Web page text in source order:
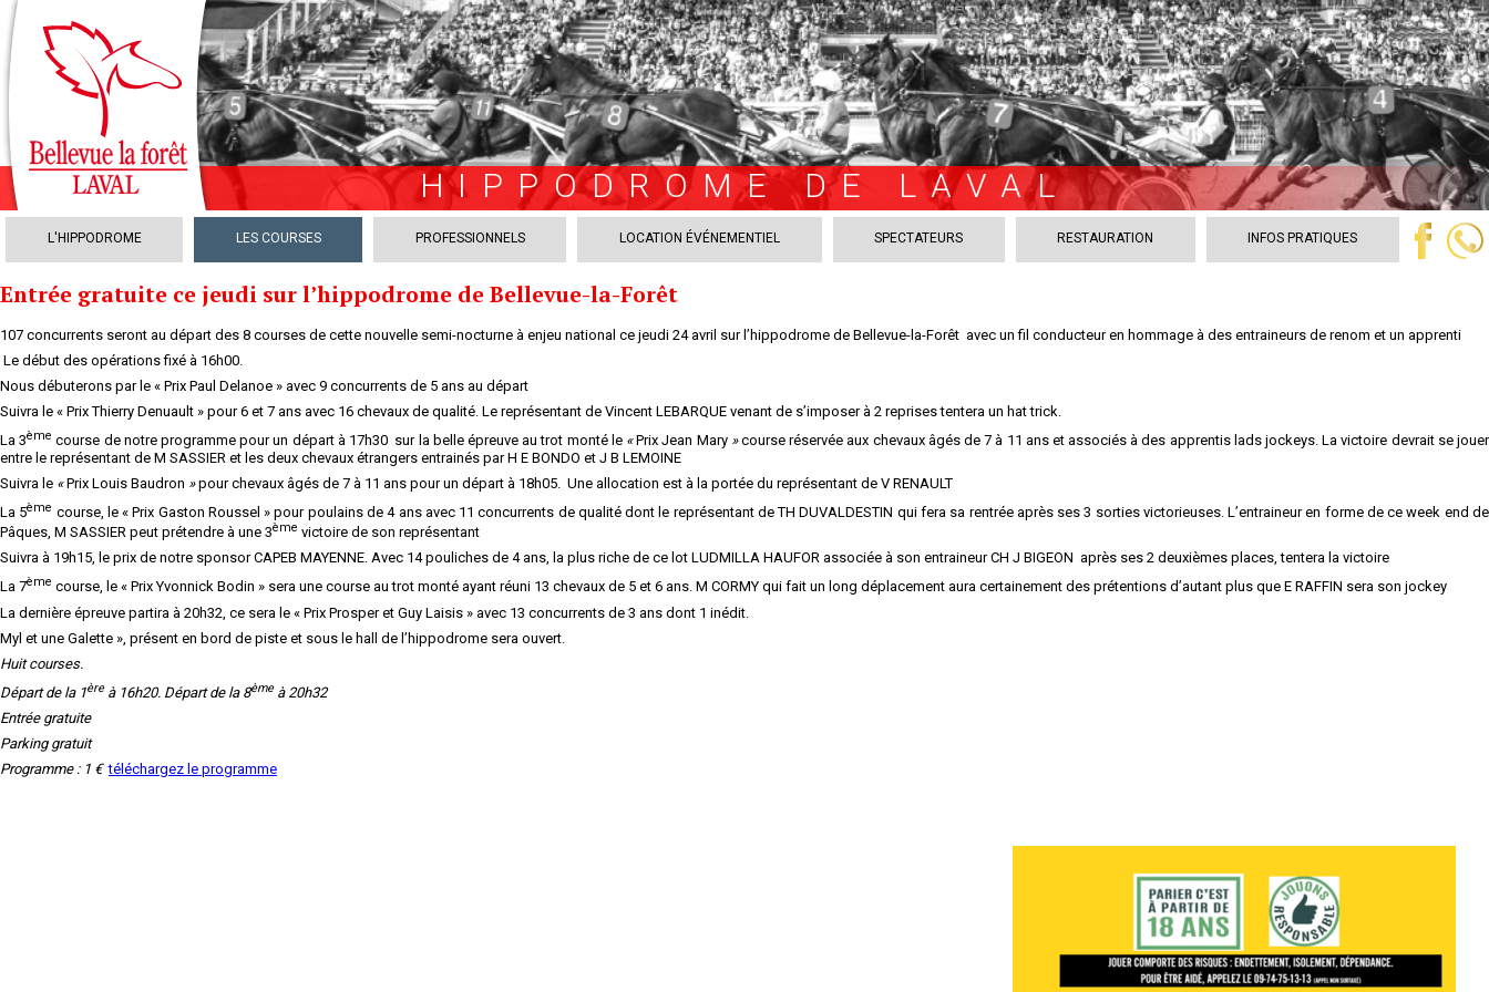
HIPPODROME DE LAVAL
L'HIPPODROME LES COURSES PROFESSIONNELS LOCATION ÉVÉNEMENTIEL SPECTATEURS RESTAURATION INFOS PRATIQUES
Entrée gratuite ce jeudi sur l’hippodrome de Bellevue-la-Forêt
107 concurrents seront au départ des 8 courses de cette nouvelle semi-nocturne à enjeu national ce jeudi 24 avril sur l’hippodrome de Bellevue-la-Forêt avec un fil conducteur en hommage à des entraineurs de renom et un apprenti
Le début des opérations fixé à 16h00.
Nous débuterons par le « Prix Paul Delanoe » avec 9 concurrents de 5 ans au départ
Suivra le « Prix Thierry Denuault » pour 6 et 7 ans avec 16 chevaux de qualité. Le représentant de Vincent LEBARQUE venant de s’imposer à 2 reprises tentera un hat trick.
La 3ème course de notre programme pour un départ à 17h30 sur la belle épreuve au trot monté le «Prix Jean Mary»course réservée aux chevaux âgés de 7 à 11 ans et associés à des apprentis lads jockeys. La victoire devrait se jouer
entre le représentant de M SASSIER et les deux chevaux étrangers entrainés par H E BONDO et J B LEMOINE
Suivra le «Prix Louis Baudron »pour chevaux âgés de 7 à 11 ans pour un départ à 18h05. Une allocation est à la portée du représentant de V RENAULT
La 5ème course, le « Prix Gaston Roussel » pour poulains de 4 ans avec 11 concurrents de qualité dont le représentant de TH DUVALDESTIN qui fera sa rentrée après ses 3 sorties victorieuses. L’entraineur en forme de ce week end de
Pâques, M SASSIER peut prétendre à une 3ème victoire de son représentant
Suivra à 19h15, le prix de notre sponsor CAPEB MAYENNE. Avec 14 pouliches de 4 ans, la plus riche de ce lot LUDMILLA HAUFOR associée à son entraineur CH J BIGEON après ses 2 deuxièmes places, tentera la victoire
La 7ème course, le « Prix Yvonnick Bodin » sera une course au trot monté ayant réuni 13 chevaux de 5 et 6 ans. M CORMY qui fait un long déplacement aura certainement des prétentions d’autant plus que E RAFFIN sera son jockey
La dernière épreuve partira à 20h32, ce sera le « Prix Prosper et Guy Laisis » avec 13 concurrents de 3 ans dont 1 inédit.
Myl et une Galette », présent en bord de piste et sous le hall de l’hippodrome sera ouvert.
Huit courses.
Départ de la 1èreà 16h20. Départ de la 8èmeà 20h32
Entrée gratuite
Parking gratuit
Programme : 1 €téléchargez le programme